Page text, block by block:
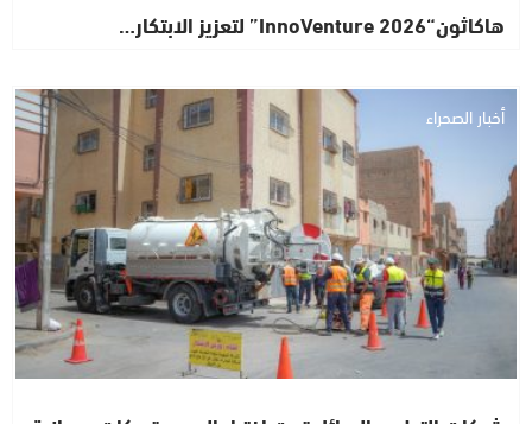
هاكاثون“InnoVenture 2026” لتعزيز الابتكار…
أخبار الصحراء